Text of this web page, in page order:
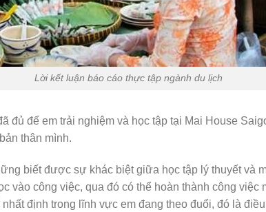
Lời kết luận báo cáo thực tập ngành du lịch
đủ để em trải nghiệm và học tập tại Mai House
thân mình.
biết được sự khác biệt giữa học tập lý thuyết và
vào công việc, qua đó có thể hoàn thành công việc
định trong lĩnh vực em đang theo đuổi, đó là